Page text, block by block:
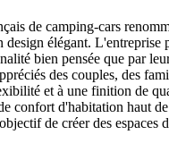
de camping-cars
design élégant. L'entreprise
bien pensée que par
des couples, des
et à une finition de
confort d'habitation haut
de créer des